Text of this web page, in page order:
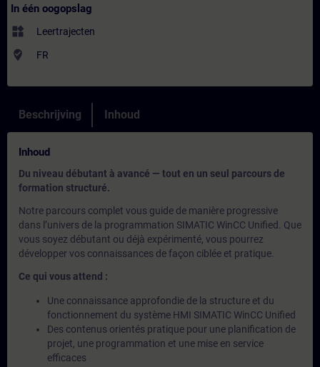
In één oogopslag
widgets Leertrajecten
where_to_vote FR
Beschrijving Inhoud
Inhoud
Du niveau débutant à avancé — tout en un seul parcours de
formation structuré.
Notre parcours complet vous guide de manière progressive
dans l’univers de la programmation SIMATIC WinCC Unified. Que
vous soyez débutant ou déjà expérimenté, vous pourrez
développer vos connaissances de façon ciblée et pratique.
Ce qui vous attend :
Une connaissance approfondie de la structure et du
fonctionnement du système HMI SIMATIC WinCC Unified
Des contenus orientés pratique pour une planification de
projet, une programmation et une mise en service
efficaces